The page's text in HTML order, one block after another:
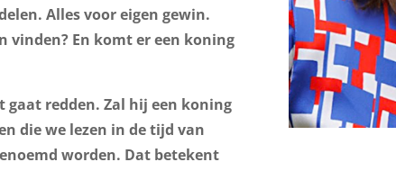
Alles voor eigen gewin.
vinden? En komt er een koning
gaat redden. Zal hij een koning
die we lezen in de tijd van
worden. Dat betekent